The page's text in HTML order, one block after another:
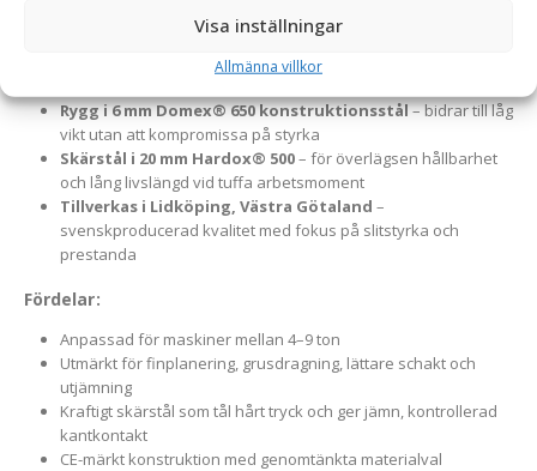
Visa inställningar
Allmänna villkor
Material och konstruktion:
Botten och gavlar i 12 mm Hardox® 400
Rygg i 6 mm Domex® 650 konstruktionsstål– bidrar till låg
vikt utan att kompromissa på styrka
Skärstål i 20 mm Hardox® 500– för överlägsen hållbarhet
och lång livslängd vid tuffa arbetsmoment
Tillverkas i Lidköping, Västra Götaland –
svenskproducerad kvalitet med fokus på slitstyrka och
prestanda
Fördelar:
Anpassad för maskiner mellan 4–9 ton
Utmärkt för finplanering, grusdragning, lättare schakt och
utjämning
Kraftigt skärstål som tål hårt tryck och ger jämn, kontrollerad
kantkontakt
CE-märkt konstruktion med genomtänkta materialval